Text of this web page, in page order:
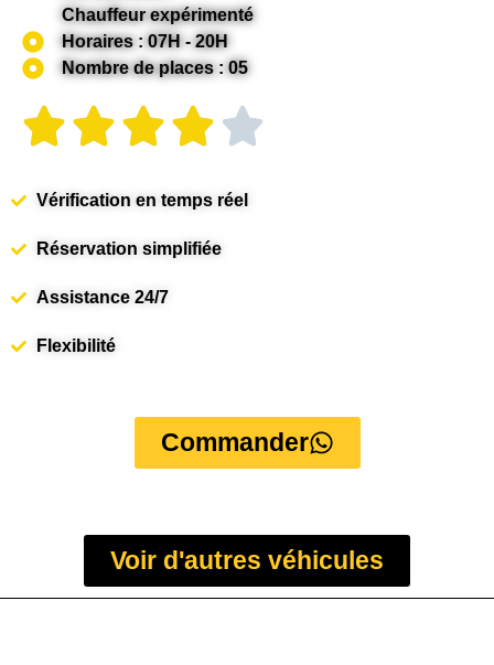
Chauffeur expérimenté
Horaires : 07H - 20H
Nombre de places : 05
Vérification en temps réel
Réservation simplifiée
Assistance 24/7
Flexibilité
Commander
Voir d'autres véhicules